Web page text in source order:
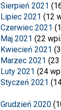
Sierpień 2021
Lipiec 2021 (12
Czerwiec 2021
Maj 2021 (22
Kwiecień 2021
Marzec 2021
Luty 2021 (24
Styczeń 2021
Grudzień 2020